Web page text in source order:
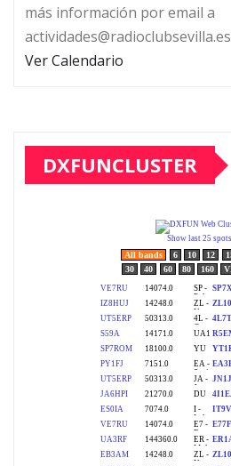
más información por email a
actividades@radioclubsevilla.es
Ver Calendario
DXFUNCLUSTER